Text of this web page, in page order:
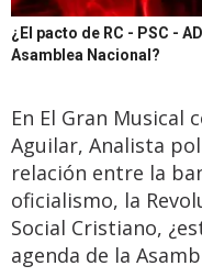
¿El pacto de RC - PSC -
Asamblea Nacional?
En El Gran Musical
Aguilar, Analista
relación entre la
oficialismo, la
Social Cristiano,
agenda de la